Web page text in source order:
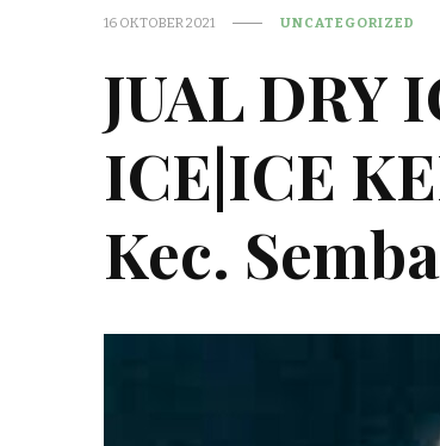
16 OKTOBER 2021 UNCATEGORIZED
JUAL DRY
ICE|ICE
Kec.